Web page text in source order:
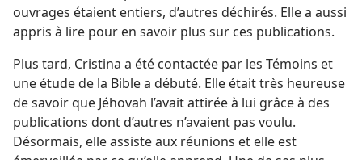
ouvrages étaient entiers, d’autres déchirés. Elle a aussi
appris à lire pour en savoir plus sur ces publications.
Plus tard, Cristina a été contactée par les Témoins et
une étude de la Bible a débuté. Elle était très heureuse
de savoir que Jéhovah l’avait attirée à lui grâce à des
publications dont d’autres n’avaient pas voulu.
Désormais, elle assiste aux réunions et elle est